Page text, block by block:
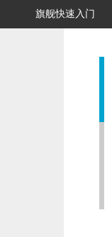
旗舰快速入门